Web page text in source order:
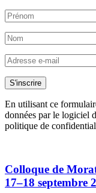
S'inscrire
En utilisant ce
données par le logiciel
politique de
Colloque de
17–18 septembre